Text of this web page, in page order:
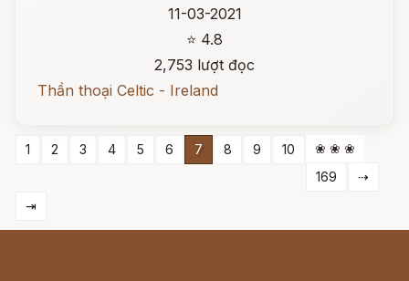
11-03-2021
⭐ 4.8
2,753 lượt đọc
Thần thoại Celtic - Ireland
1 2 3 4 5 6 7 8 9 10
❀ ❀ ❀
169
⇢
⇥